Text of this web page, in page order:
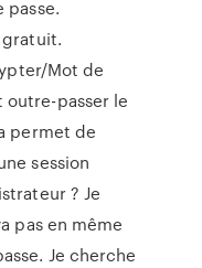
Mot de
outre-passer le
permet de
session
? Je
pas en même
Je cherche